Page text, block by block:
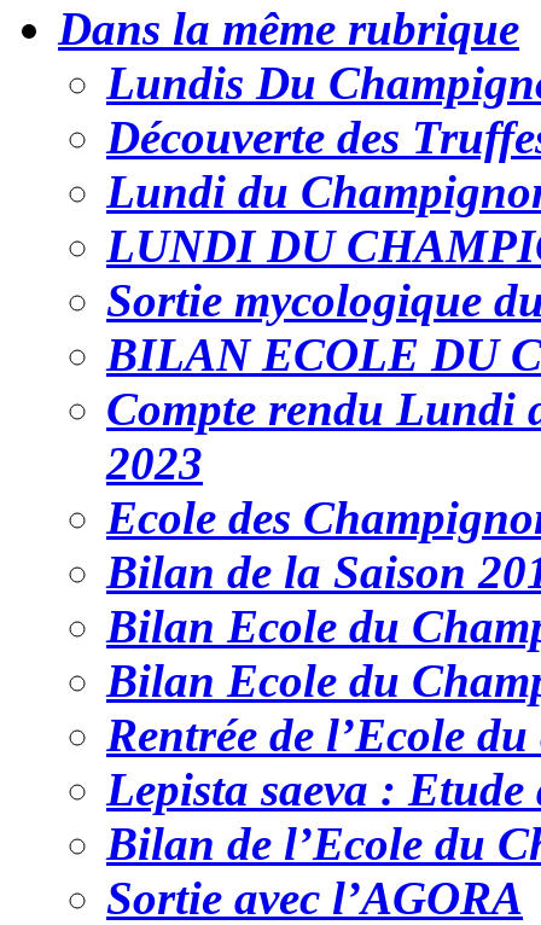
Dans la même rubrique
Lundis Du
Découverte des
Lundi du
LUNDI DU
Sortie mycologique
BILAN ECOLE DU
Compte rendu Lundi
2023
Ecole des
Bilan de la Saison
Bilan Ecole du
Bilan Ecole du
Rentrée de l’Ecole
Lepista saeva :
Bilan de l’Ecole du
Sortie avec l’AGORA